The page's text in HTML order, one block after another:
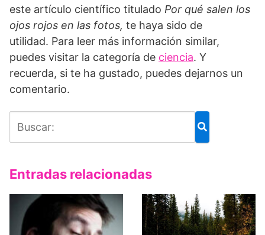
este artículo científico titulado Por qué salen los
ojos rojos en las fotos, te haya sido de
utilidad. Para leer más información similar,
puedes visitar la categoría de ciencia. Y
recuerda, si te ha gustado, puedes dejarnos un
comentario.
Entradas relacionadas